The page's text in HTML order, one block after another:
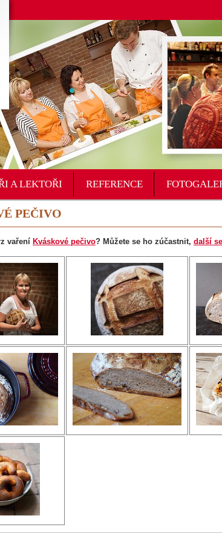
A LEKTOŘI REFERENCE
PEČIVO
vaření Kváskové pečivo? Můžete se ho zúčastnit, další